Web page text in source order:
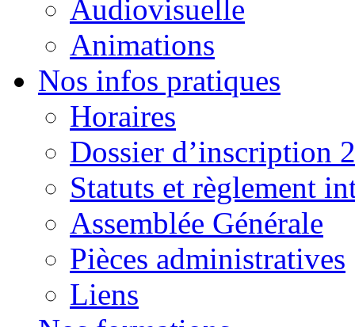
Audiovisuelle
Animations
Nos infos pratiques
Horaires
Dossier d’inscription
Statuts et règlement
Assemblée Générale
Pièces administratives
Liens